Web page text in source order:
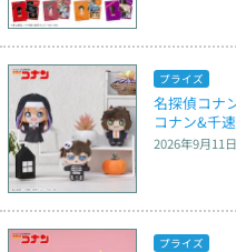
プライズ
名探偵コナ
コナン&千
2026年9月11日
プライズ